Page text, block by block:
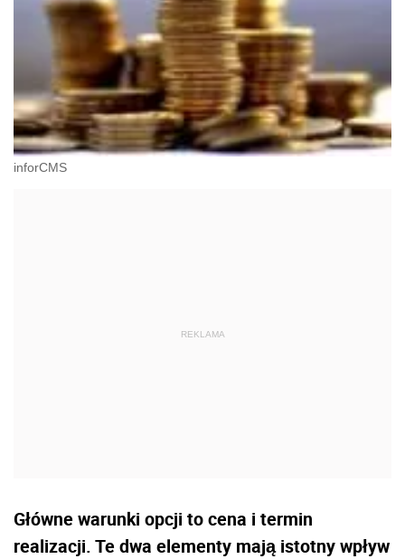
inforCMS
Główne warunki opcji to cena i termin
realizacji. Te dwa elementy mają istotny wpływ